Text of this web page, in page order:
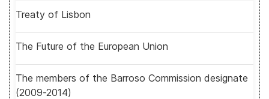
Treaty of Lisbon
The Future of the European Union
The members of the Barroso Commission designate
(2009-2014)